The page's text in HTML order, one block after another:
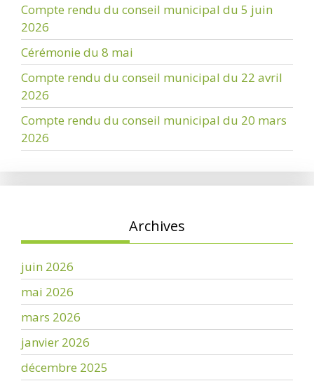
Compte rendu du conseil municipal du 5 juin
2026
Cérémonie du 8 mai
Compte rendu du conseil municipal du 22 avril
2026
Compte rendu du conseil municipal du 20 mars
2026
Archives
juin 2026
mai 2026
mars 2026
janvier 2026
décembre 2025